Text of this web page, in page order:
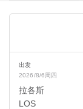
出发
2026/8/6周四
拉各斯
LOS